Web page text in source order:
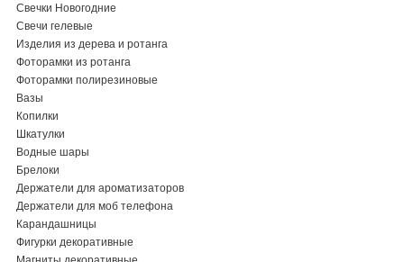
Свечки Новогодние
Свечи гелевые
Изделия из дерева и ротанга
Фоторамки из ротанга
Фоторамки полирезиновые
Вазы
Копилки
Шкатулки
Водные шары
Брелоки
Держатели для ароматизаторов
Держатели для моб телефона
Карандашницы
Фигурки декоративные